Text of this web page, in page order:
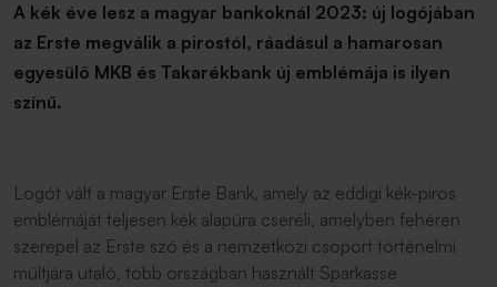
A kék éve lesz a magyar bankoknál 2023: új logójában
az Erste megválik a pirostól, ráadásul a hamarosan
egyesülő MKB és Takarékbank új emblémája is ilyen
színű.
Logót vált a magyar Erste Bank, amely az eddigi kék-piros
emblémáját teljesen kék alapúra cseréli, amelyben fehéren
szerepel az Erste szó és a nemzetközi csoport történelmi
múltjára utaló, több országban használt Sparkasse